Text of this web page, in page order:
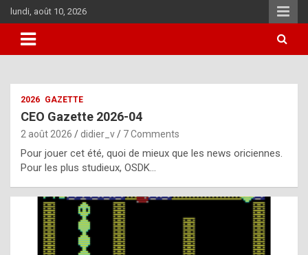
Skip
to
content
lundi, août 10, 2026
i
u
l
2026 GAZETTE
CEO Gazette 2026-04
2 août 2026 didier_v 7 Comments
Pour jouer cet été, quoi de mieux que les news oriciennes.
Pour les plus studieux, OSDK…